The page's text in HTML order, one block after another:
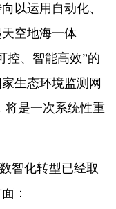
以运用自动化、
空地海一体
控、智能高效”的
生态环境监测网
将是一次系统性重
智化转型已经取
：